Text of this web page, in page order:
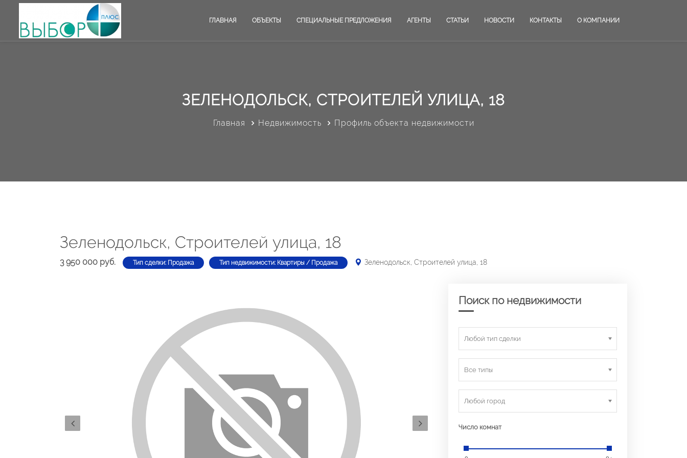
ГЛАВНАЯ ОБЪЕКТЫ СПЕЦИАЛЬНЫЕ ПРЕДЛОЖЕНИЯ АГЕНТЫ СТАТЬИ НОВОСТИ КОНТАКТЫ О КОМПАНИИ
ЗЕЛЕНОДОЛЬСК, СТРОИТЕЛЕЙ УЛИЦА, 18
Главная Недвижимость Профиль объекта недвижимости
Зеленодольск, Строителей улица, 18
3 950 000 руб. Тип сделки: Продажа Тип недвижимости: Квартиры / Продажа Зеленодольск, Строителей улица, 18
Поиск по недвижимости
Любой тип сделки
Все типы
Любой город
Число комнат